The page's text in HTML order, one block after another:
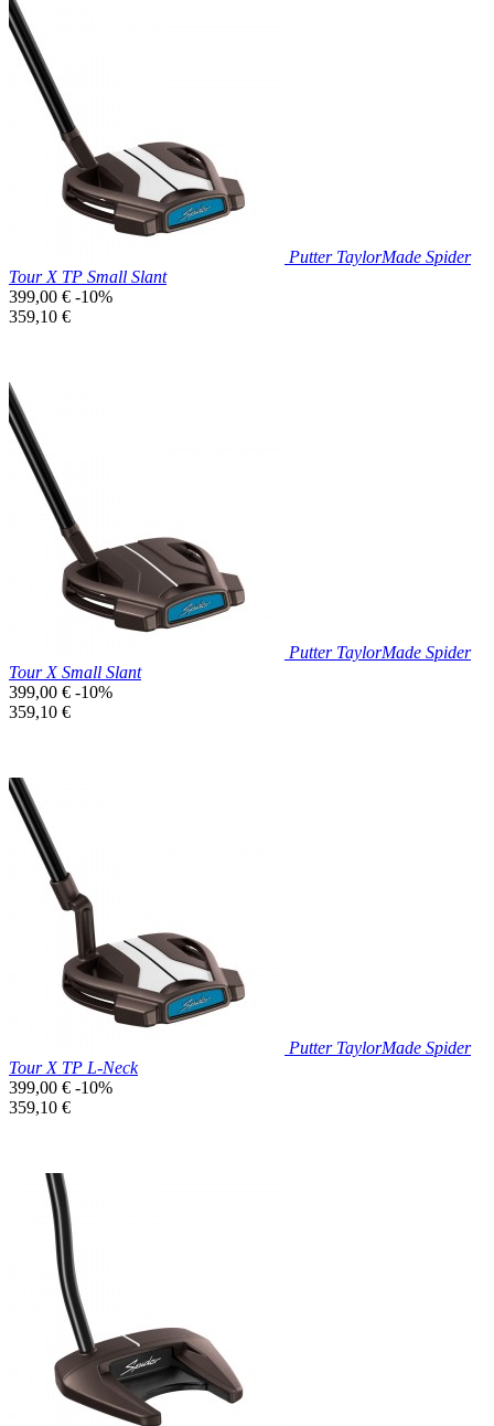
Aperçu rapide
Putter TaylorMade Spider
Tour X TP Small Slant
Prix
de
399,00 € -10%
Prix
359,10 €
Aperçu rapide
Putter TaylorMade Spider
Tour X Small Slant
Prix
de
399,00 € -10%
Prix
359,10 €
Aperçu rapide
Putter TaylorMade Spider
Tour X TP L-Neck
Prix
de
399,00 € -10%
Prix
359,10 €
Prix réduit
Aperçu rapide